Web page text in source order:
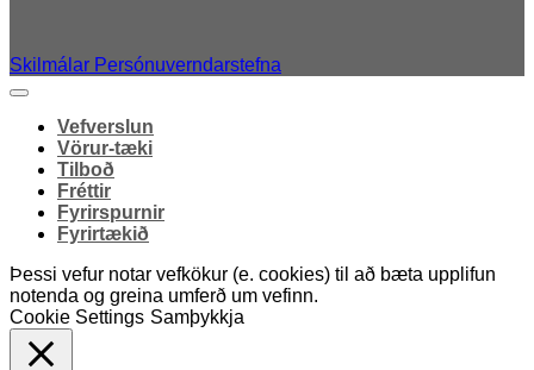
Skilmálar Persónuverndarstefna
Vefverslun
Vörur-tæki
Tilboð
Fréttir
Fyrirspurnir
Fyrirtækið
Þessi vefur notar vefkökur (e. cookies) til að bæta upplifun
notenda og greina umferð um vefinn.
Cookie Settings Samþykkja